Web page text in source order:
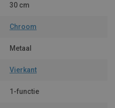
30 cm
Chroom
Metaal
Vierkant
1-functie